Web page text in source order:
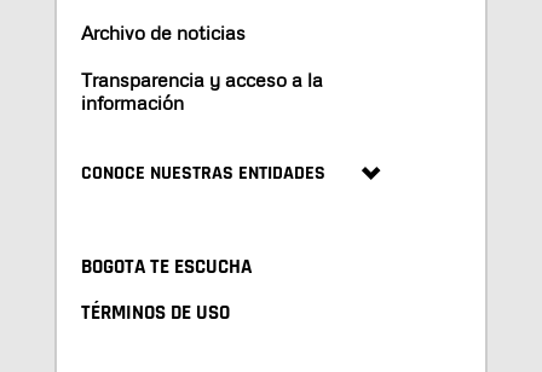
Archivo de noticias
Transparencia y acceso a la
información
CONOCE NUESTRAS ENTIDADES
BOGOTA TE ESCUCHA
TÉRMINOS DE USO